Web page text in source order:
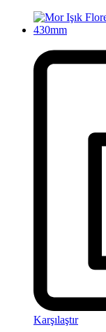
Karşılaştır